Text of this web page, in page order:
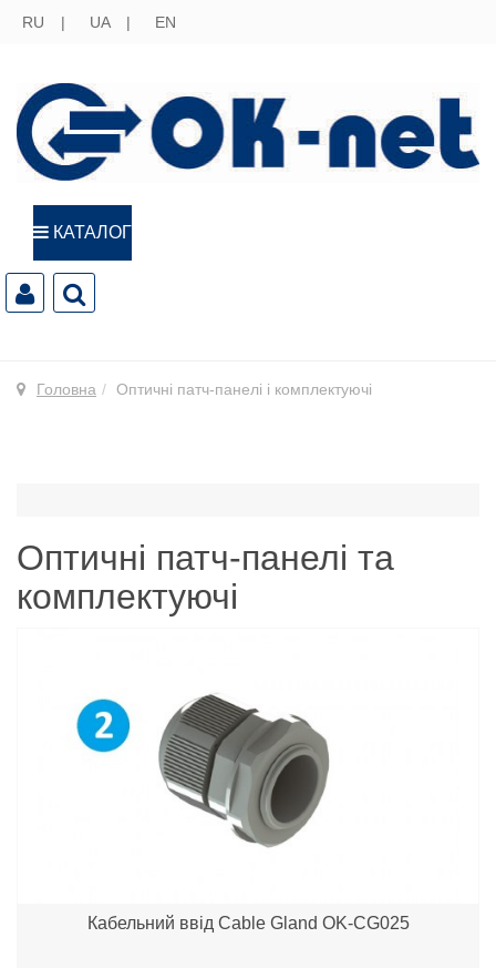
RU UA EN
КАТАЛОГ
Головна Оптичні патч-панелі і комплектуючі
Оптичні патч-панелі та
комплектуючі
Кабельний ввід Cable Gland OK-CG025